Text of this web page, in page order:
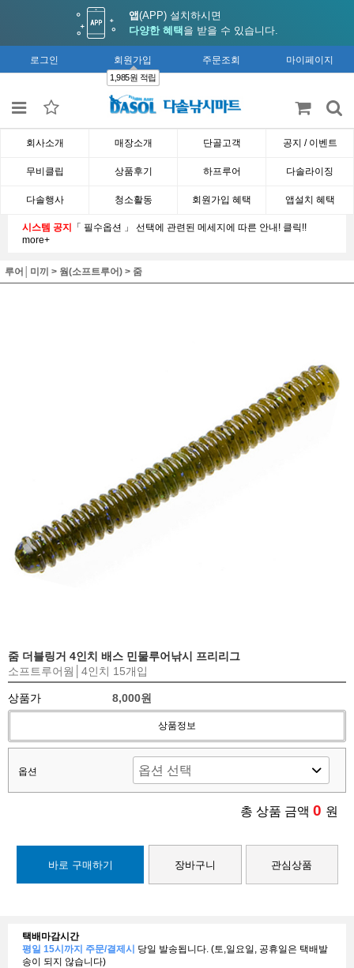
앱(APP) 설치하시면
다양한 혜택 을 받을 수 있습니다.
로그인 회원가입
1,985원 적립
주문조회 마이페이지
회사소개 매장소개 단골고객 공지 / 이벤트
무비클립 상품후기 하프루어 다솔라이징
다솔행사 청소활동 회원가입 혜택 앱설치 혜택
시스템 공지 「 필수옵션 」 선택에 관련된 메세지에 따른 안내! 클릭!!
more+
루어│미끼 > 웜(소프트루어) > 줌
줌 더블링거 4인치 배스 민물루어낚시 프리리그
소프트루어웜│4인치 15개입
상품가 8,000원
상품정보
옵션
총 상품 금액 0 원
바로 구매하기 장바구니 관심상품
택배마감시간
평일 15시까지 주문/결제시 당일 발송됩니다. (토,일요일, 공휴일은 택배발
송이 되지 않습니다)